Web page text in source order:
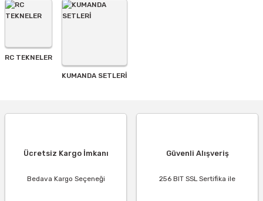
RC TEKNELER
KUMANDA SETLERİ
Ücretsiz Kargo İmkanı
Bedava Kargo Seçeneği
Güvenli Alışveriş
256 BIT SSL Sertifika ile